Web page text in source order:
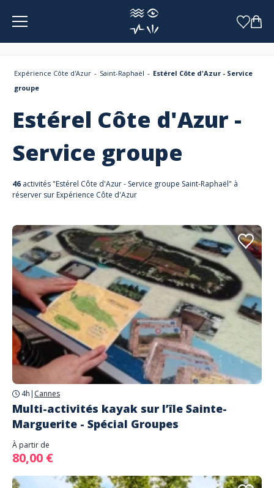
Panneau de gestion des cookies
Expérience Côte d'Azur Saint-Raphaël
Estérel Côte d'Azur - Service
groupe
Estérel Côte d'Azur -
Service groupe
46 activités "Estérel Côte d'Azur - Service groupe Saint-Raphaël" à
réserver sur Expérience Côte d'Azur
4h | Cannes
Multi-activités kayak sur l’île Sainte-
Marguerite - Spécial Groupes
À partir de
80,00 €